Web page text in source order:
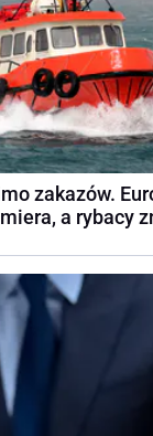
zakazów.
a rybacy